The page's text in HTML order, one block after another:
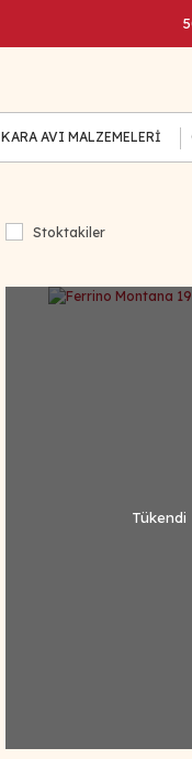
KARA AVI MALZEMELERİ
Stoktakiler
Tükendi